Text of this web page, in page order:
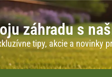
záhradu s
tipy, akcie a novinky